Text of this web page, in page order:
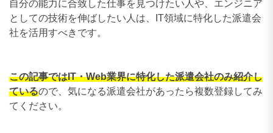
自分の能力に合致した仕事を見つけたい人や、エンジニア
としての技術を伸ばしたい人は、IT領域に特化した派遣会
社を活用すべきです。
この記事ではIT・Web業界に特化した派遣会社のみ紹介し
ているので、気になる派遣会社があったら複数登録してみ
てください。